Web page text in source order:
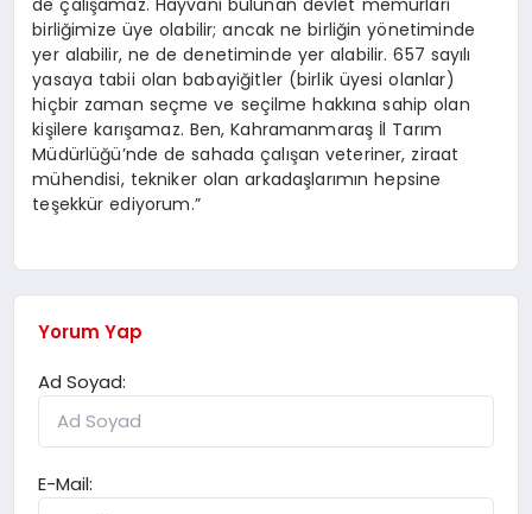
de çalışamaz. Hayvanı bulunan devlet memurları
birliğimize üye olabilir; ancak ne birliğin yönetiminde
yer alabilir, ne de denetiminde yer alabilir. 657 sayılı
yasaya tabii olan babayiğitler (birlik üyesi olanlar)
hiçbir zaman seçme ve seçilme hakkına sahip olan
kişilere karışamaz. Ben, Kahramanmaraş İl Tarım
Müdürlüğü’nde de sahada çalışan veteriner, ziraat
mühendisi, tekniker olan arkadaşlarımın hepsine
teşekkür ediyorum.”
Yorum Yap
Ad Soyad:
E-Mail: